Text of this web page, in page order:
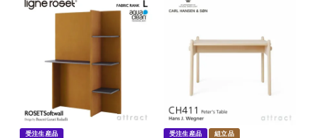
受注生産品 受注生産品 組立品